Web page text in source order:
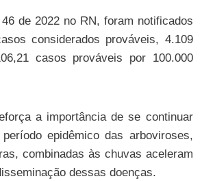
de 2022 no RN, foram notificados
considerados prováveis, 4.109
casos prováveis por 100.000
a importância de se continuar
epidêmico das arboviroses,
combinadas às chuvas aceleram
dessas doenças.